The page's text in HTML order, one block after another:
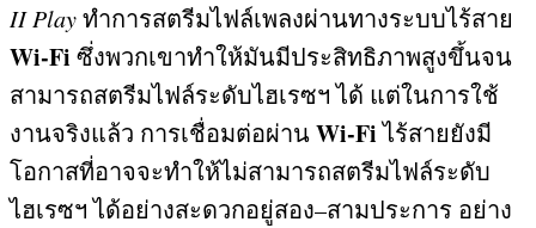
II Playทำการสตรีมไฟล์เพลงผ่านทางระบบไร้สาย
Wi-Fi ซึ่งพวกเขาทำให้มันมีประสิทธิภาพสูงขึ้นจน
สามารถสตรีมไฟล์ระดับไฮเรซฯ ได้ แต่ในการใช้
งานจริงแล้ว การเชื่อมต่อผ่านWi-Fi ไร้สายยังมี
โอกาสที่อาจจะทำให้ไม่สามารถสตรีมไฟล์ระดับ
ไฮเรซฯ ได้อย่างสะดวกอยู่สอง–สามประการ อย่าง